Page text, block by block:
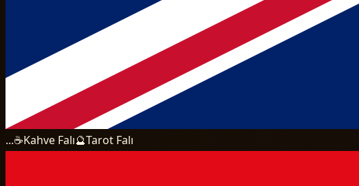
...☕Kahve Falı🔮Tarot Falı